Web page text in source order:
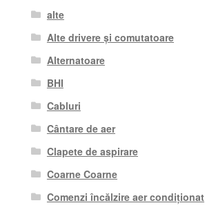
alte
Alte drivere și comutatoare
Alternatoare
BHI
Cabluri
Cântare de aer
Clapete de aspirare
Coarne Coarne
Comenzi încălzire aer condiționat